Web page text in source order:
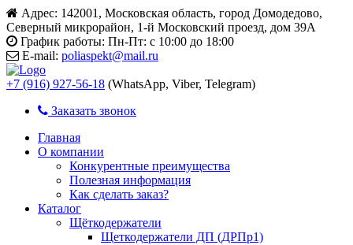
Адрес: 142001, Московская область, город Домодедово,
Северный микрорайон, 1-й Московский проезд, дом 39А
График работы: Пн-Пт: с 10:00 до 18:00
E-mail: poliaspekt@mail.ru
+7 (916) 927-56-18 (WhatsApp, Viber, Telegram)
Заказать звонок
Главная
О компании
Конкурентные преимущества
Полезная информация
Как сделать заказ?
Каталог
Щёткодержатели
Щеткодержатели ДП (ДРПр1)